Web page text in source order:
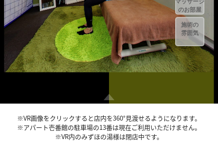
※VR画像をクリックすると店内を360°見渡せるようになります。
※アパート壱番館の駐車場の13番は現在ご利用いただけません。
※VR内のみずほの湯様は閉店中です。